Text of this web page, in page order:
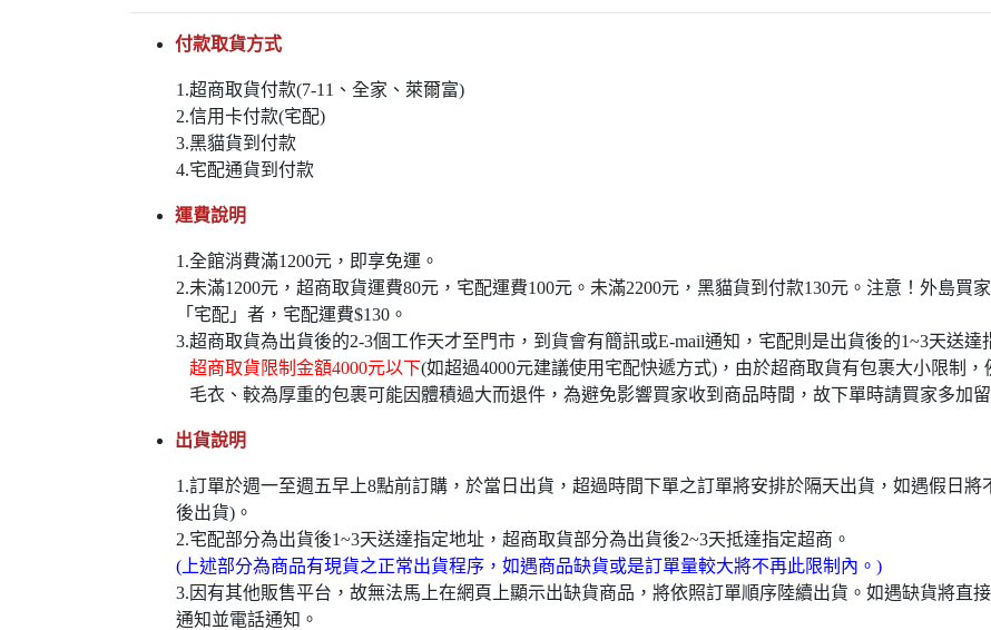
付款取貨方式
1.超商取貨付款(7-11、全家、萊爾富)
2.信用卡付款(宅配)
3.黑貓貨到付款
4.宅配通貨到付款
運費說明
1.全館消費滿1200元，即享免運。
2.未滿1200元，超商取貨運費80元，宅配運費100元。未滿2200元，黑貓貨到付款130元。注意！外島買
「宅配」者，宅配運費$130。
3.超商取貨為出貨後的2-3個工作天才至門市，到貨會有簡訊或E-mail通知，宅配則是出貨後的1~3天送達
超商取貨限制金額4000元以下(如超過4000元建議使用宅配快遞方式)，由於超商取貨有包裹大小限制，
毛衣、較為厚重的包裹可能因體積過大而退件，為避免影響買家收到商品時間，故下單時請買家多加留
出貨說明
1.訂單於週一至週五早上8點前訂購，於當日出貨，超過時間下單之訂單將安排於隔天出貨，如遇假日
後出貨)。
2.宅配部分為出貨後1~3天送達指定地址，超商取貨部分為出貨後2~3天抵達指定超商。
(上述部分為商品有現貨之正常出貨程序，如遇商品缺貨或是訂單量較大將不再此限制內。)
3.因有其他販售平台，故無法馬上在網頁上顯示出缺貨商品，將依照訂單順序陸續出貨。如遇缺貨將直
通知並電話通知。